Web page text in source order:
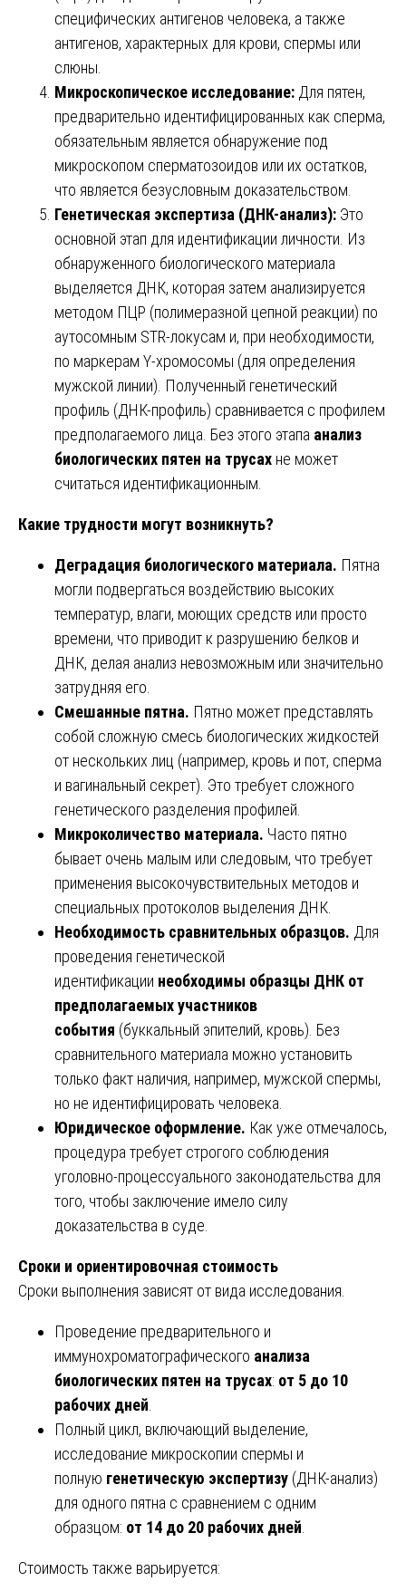
специфических антигенов человека, а также
антигенов, характерных для крови, спермы или
слюны.
Микроскопическое исследование: Для пятен,
предварительно идентифицированных как сперма,
обязательным является обнаружение под
микроскопом сперматозоидов или их остатков,
что является безусловным доказательством.
Генетическая экспертиза (ДНК-анализ): Это
основной этап для идентификации личности. Из
обнаруженного биологического материала
выделяется ДНК, которая затем анализируется
методом ПЦР (полимеразной цепной реакции) по
аутосомным STR-локусам и, при необходимости,
по маркерам Y-хромосомы (для определения
мужской линии). Полученный генетический
профиль (ДНК-профиль) сравнивается с профилем
предполагаемого лица. Без этого этапа анализ
биологических пятен на трусах не может
считаться идентификационным.
Какие трудности могут возникнуть?
Деградация биологического материала. Пятна
могли подвергаться воздействию высоких
температур, влаги, моющих средств или просто
времени, что приводит к разрушению белков и
ДНК, делая анализ невозможным или значительно
затрудняя его.
Смешанные пятна. Пятно может представлять
собой сложную смесь биологических жидкостей
от нескольких лиц (например, кровь и пот, сперма
и вагинальный секрет). Это требует сложного
генетического разделения профилей.
Микроколичество материала. Часто пятно
бывает очень малым или следовым, что требует
применения высокочувствительных методов и
специальных протоколов выделения ДНК.
Необходимость сравнительных образцов. Для
проведения генетической
идентификации необходимы образцы ДНК от
предполагаемых участников
события (буккальный эпителий, кровь). Без
сравнительного материала можно установить
только факт наличия, например, мужской спермы,
но не идентифицировать человека.
Юридическое оформление. Как уже отмечалось,
процедура требует строгого соблюдения
уголовно-процессуального законодательства для
того, чтобы заключение имело силу
доказательства в суде.
Сроки и ориентировочная стоимость
Сроки выполнения зависят от вида исследования.
Проведение предварительного и
иммунохроматографического анализа
биологических пятен на трусах: от 5 до 10
рабочих дней
Полный цикл, включающий выделение,
исследование микроскопии спермы и
полную генетическую экспертизу (ДНК-анализ)
для одного пятна с сравнением с одним
образцом: от 14 до 20 рабочих дней
Стоимость также варьируется: